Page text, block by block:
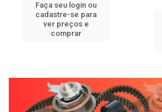
Faça seu login ou
cadastre-se para
ver preços e
comprar